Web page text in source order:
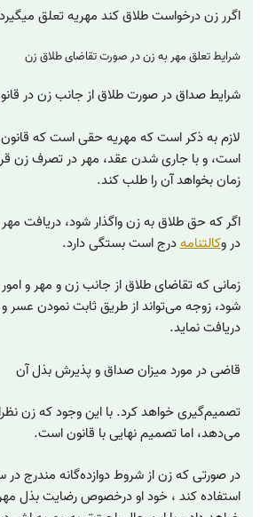
اگرر زن درخواست طلاق کند مهریه تعلق
شرایط تعلق مهر به زن در صورت تقاضای طلاق زن
شرایط صداق در صورت طلاق از جانب زن در
لازم به ذکر است که مهریه حقی است که
است، و با جاری شدن عقد، مهر در تصرف زن
زمان بخواهد آن را طلب کند.
اگر که حق طلاق به زن واگذار شود، دریافت
در وکالتنامهدرج است بستگی دارد.
زمانی که تقاضای طلاق از جانب زن و مهر و
شود، زوجه می‌تواند از طریق ثابت نمودن عسر
دریافت نماید.
قاضی در مورد میزان صداق و پذیرش بذل آن
تصمیم‌گیری خواهد کرد. با این وجود که زن
می‌دهد، اما تصمیم نهایی با قانون است.
در صورتی که زن از شروط دوازده‌گانه مندرج
استفاده کند ، خود او درخصوص رضایت بذل